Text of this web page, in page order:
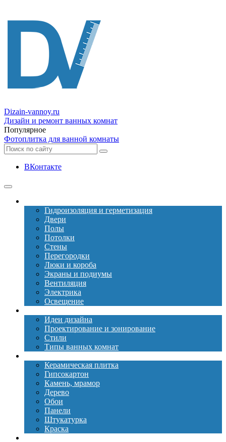
Dizain-vannoy.ru
Дизайн и ремонт ванных комнат
Популярное
Фотоплитка для ванной комнаты
ВКонтакте
Гидроизоляция и герметизация
Двери
Полы
Потолки
Стены
Перегородки
Люки и короба
Экраны и подиумы
Вентиляция
Электрика
Освещение
Идеи дизайна
Проектирование и зонирование
Стили
Типы ванных комнат
Керамическая плитка
Гипсокартон
Камень, мрамор
Дерево
Обои
Панели
Штукатурка
Краска